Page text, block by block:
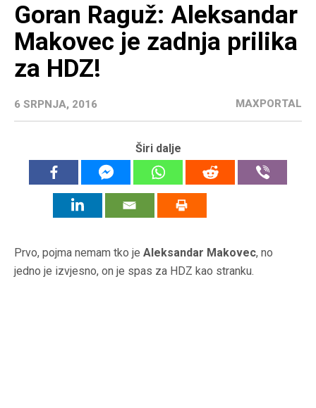
Goran Raguž: Aleksandar
Makovec je zadnja prilika
za HDZ!
6 SRPNJA, 2016 MAXPORTAL
Širi dalje
Prvo, pojma nemam tko je Aleksandar Makovec, no
jedno je izvjesno, on je spas za HDZ kao stranku.